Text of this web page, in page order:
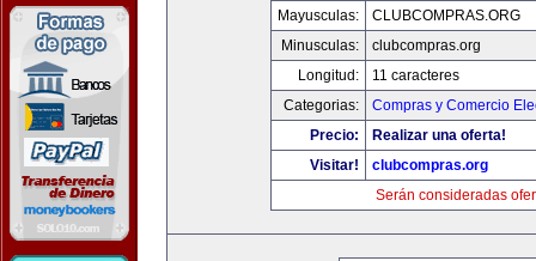
Mayusculas:
CLUBCOMPRAS.ORG
Minusculas:
clubcompras.org
Longitud:
11 caracteres
Categorias:
Compras y Comercio
Precio:
Realizar una oferta!
Visitar!
clubcompras.org
Serán consideradas